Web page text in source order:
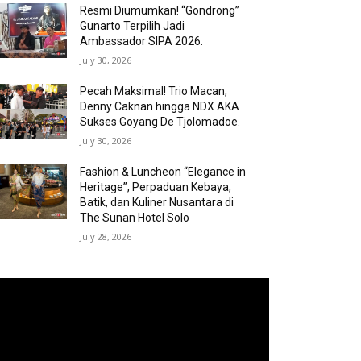
Resmi Diumumkan! “Gondrong”
Gunarto Terpilih Jadi
Ambassador SIPA 2026.
July 30, 2026
Pecah Maksimal! Trio Macan,
Denny Caknan hingga NDX AKA
Sukses Goyang De Tjolomadoe.
July 30, 2026
Fashion & Luncheon “Elegance in
Heritage”, Perpaduan Kebaya,
Batik, dan Kuliner Nusantara di
The Sunan Hotel Solo
July 28, 2026